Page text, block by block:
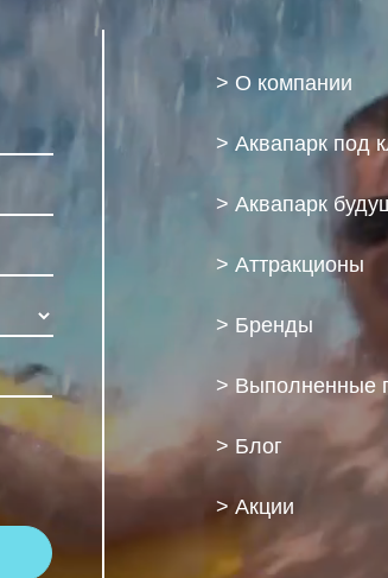
> О компании
> Аквапарк под
> Аквапарк
> Аттракционы
> Бренды
> Выполненные
> Блог
> Акции